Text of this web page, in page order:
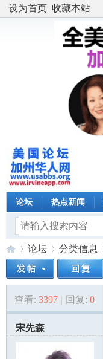
设为首页 收藏本站
论坛 热点新闻
美»
论坛
›
分类信息
查看: 3397 | 回复: 0
宋先森